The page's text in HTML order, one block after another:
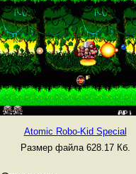
Atomic Robo-Kid Special
Размер файла 628.17 Кб.